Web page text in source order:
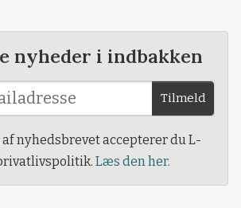
nyheder i indbakken
Tilmeld
nyhedsbrevet accepterer du L-
Læs den her.